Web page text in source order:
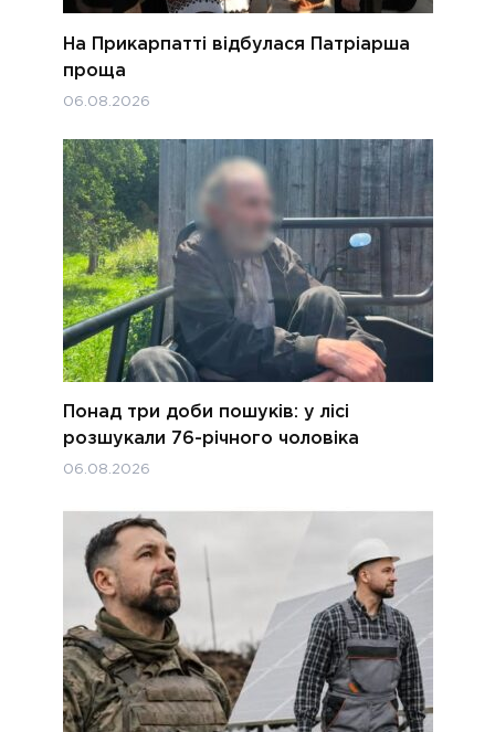
На Прикарпатті відбулася Патріарша
проща
06.08.2026
Понад три доби пошуків: у лісі
розшукали 76-річного чоловіка
06.08.2026